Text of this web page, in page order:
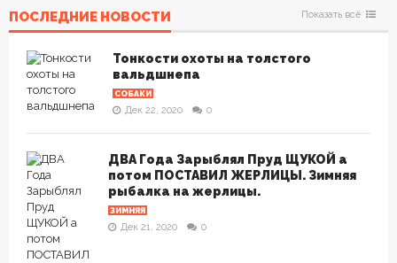
ПОСЛЕДНИЕ НОВОСТИ Показать всё
Тонкости охоты на толстого
вальдшнепа
СОБАКИ
Дек 22, 2020 0
ДВА Года Зарыблял Пруд ЩУКОЙ а
потом ПОСТАВИЛ ЖЕРЛИЦЫ. Зимняя
рыбалка на жерлицы.
ЗИМНЯЯ
Дек 21, 2020 0